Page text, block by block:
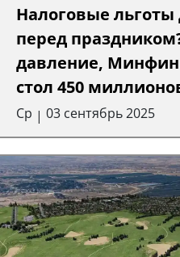
Налоговые
перед
давление,
стол 450
Ср | 03 сентябрь 2025